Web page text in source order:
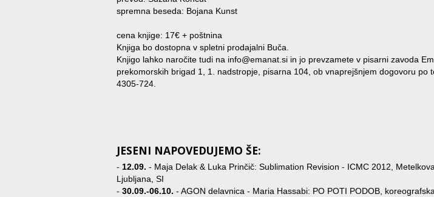
spremna beseda: Bojana Kunst
cena knjige: 17€ + poštnina
Knjiga bo dostopna v spletni prodajalni Buča.
Knjigo lahko naročite tudi na info@emanat.si in jo prevzamete v pisarni zavoda
prekomorskih brigad 1, 1. nadstropje, pisarna 104, ob vnaprejšnjem dogovoru po
4305-724.
JESENI NAPOVEDUJEMO ŠE:
- 12.09. - Maja Delak & Luka Prinčič: Sublimation Revision - ICMC 2012,
Ljubljana, SI
- 30.09.-06.10. - AGON delavnica - Maria Hassabi: PO POTI PODOB,